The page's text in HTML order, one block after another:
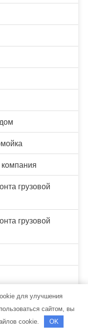
грузовой
грузовой
для улучшения
сайтом, вы
cookie.
OK